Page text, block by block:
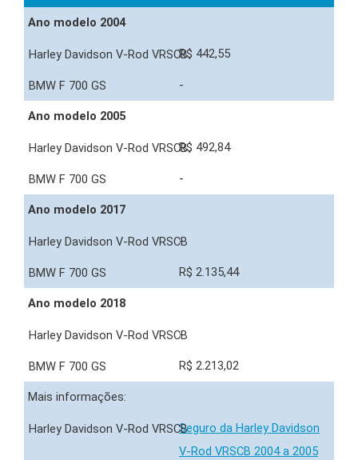
Ano modelo 2004
R$ 442,55
-
Ano modelo 2005
R$ 492,84
-
Ano modelo 2017
-
R$ 2.135,44
Ano modelo 2018
-
R$ 2.213,02
Mais informações:
Seguro da Harley Davidson
V-Rod VRSCB 2004 a 2005